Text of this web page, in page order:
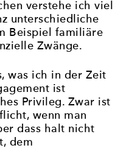
verstehe ich viel
unterschiedliche
Beispiel familiäre
Zwänge.
was ich in der Zeit
ist
Privileg. Zwar ist
wenn man
dass halt nicht
dem